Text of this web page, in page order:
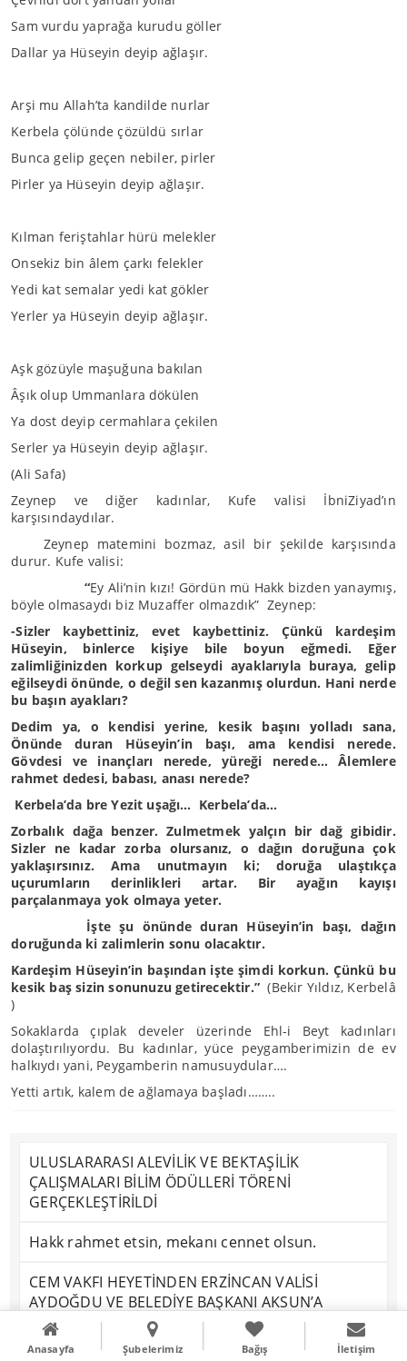
Sam vurdu yaprağa kurudu göller
Dallar ya Hüseyin deyip ağlaşır.
Arşi mu Allah’ta kandilde nurlar
Kerbela çölünde çözüldü sırlar
Bunca gelip geçen nebiler, pirler
Pirler ya Hüseyin deyip ağlaşır.
Kılman feriştahlar hürü melekler
Onsekiz bin âlem çarkı felekler
Yedi kat semalar yedi kat gökler
Yerler ya Hüseyin deyip ağlaşır.
Aşk gözüyle maşuğuna bakılan
Âşık olup Ummanlara dökülen
Ya dost deyip cermahlara çekilen
Serler ya Hüseyin deyip ağlaşır.
(Ali Safa)
Zeynep ve diğer kadınlar, Kufe valisi İbniZiyad’ın
karşısındaydılar.
Zeynep matemini bozmaz, asil bir şekilde karşısında
durur. Kufe valisi:
“Ey Ali’nin kızı! Gördün mü Hakk bizden yanaymış,
böyle olmasaydı biz Muzaffer olmazdık” Zeynep:
-Sizler kaybettiniz, evet kaybettiniz. Çünkü kardeşim
Hüseyin, binlerce kişiye bile boyun eğmedi. Eğer
zalimliğinizden korkup gelseydi ayaklarıyla buraya, gelip
eğilseydi önünde, o değil sen kazanmış olurdun. Hani nerde
bu başın ayakları?
Dedim ya, o kendisi yerine, kesik başını yolladı sana,
Önünde duran Hüseyin’in başı, ama kendisi nerede.
Gövdesi ve inançları nerede, yüreği nerede… Âlemlere
rahmet dedesi, babası, anası nerede?
Kerbela’da bre Yezit uşağı… Kerbela’da…
Zorbalık dağa benzer. Zulmetmek yalçın bir dağ gibidir.
Sizler ne kadar zorba olursanız, o dağın doruğuna çok
yaklaşırsınız. Ama unutmayın ki; doruğa ulaştıkça
uçurumların derinlikleri artar. Bir ayağın kayışı
parçalanmaya yok olmaya yeter.
İşte şu önünde duran Hüseyin’in başı, dağın
doruğunda ki zalimlerin sonu olacaktır.
Kardeşim Hüseyin’in başından işte şimdi korkun. Çünkü bu
kesik baş sizin sonunuzu getirecektir.”(Bekir Yıldız, Kerbelâ
)
Sokaklarda çıplak develer üzerinde Ehl-i Beyt kadınları
dolaştırılıyordu. Bu kadınlar, yüce peygamberimizin de ev
halkıydı yani, Peygamberin namusuydular….
Yetti artık, kalem de ağlamaya başladı……..
ULUSLARARASI ALEVİLİK VE BEKTAŞİLİK
ÇALIŞMALARI BİLİM ÖDÜLLERİ TÖRENİ
GERÇEKLEŞTİRİLDİ
Hakk rahmet etsin, mekanı cennet olsun.
CEM VAKFI HEYETİNDEN ERZİNCAN VALİSİ
AYDOĞDU VE BELEDİYE BAŞKANI AKSUN’A
ZİYARET
Anasayfa Şubelerimiz Bağış İletişim